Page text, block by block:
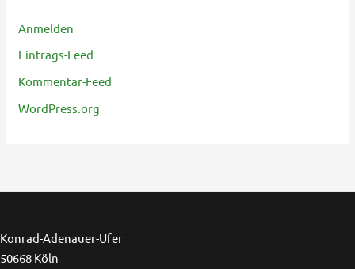
Anmelden
Eintrags-Feed
Kommentar-Feed
WordPress.org
Konrad-Adenauer-Ufer
50668 Köln